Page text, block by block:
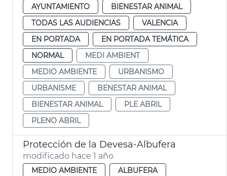
AYUNTAMIENTO
BIENESTAR ANIMAL
TODAS LAS AUDIENCIAS
VALENCIA
EN PORTADA
EN PORTADA TEMÁTICA
NORMAL
MEDI AMBIENT
MEDIO AMBIENTE
URBANISMO
URBANISME
BENESTAR ANIMAL
BIENESTAR ANIMAL
PLE ABRIL
PLENO ABRIL
Protección de la Devesa-Albufera
modificado hace 1 año
MEDIO AMBIENTE
ALBUFERA